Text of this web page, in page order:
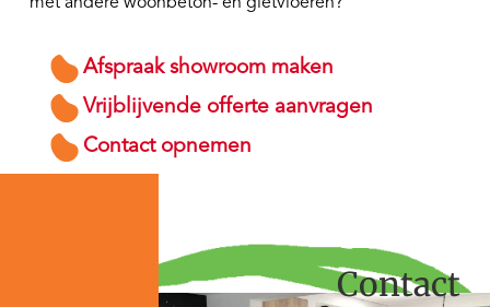
met andere woonbeton- en gietvloeren?
Afspraak showroom maken
Vrijblijvende offerte aanvragen
Contact opnemen
Contact